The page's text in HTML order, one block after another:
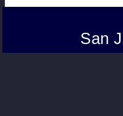
San